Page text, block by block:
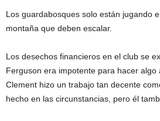
Los guardabosques solo están jugando
montaña que deben escalar.
Los desechos financieros en el club se
Ferguson era impotente para hacer algo
Clement hizo un trabajo tan decente
hecho en las circunstancias, pero él